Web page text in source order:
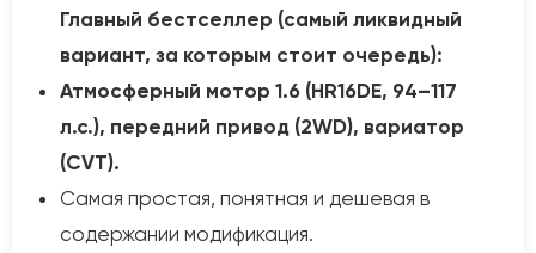
Главный бестселлер (самый ликвидный
вариант, за которым стоит очередь):
Атмосферный мотор 1.6 (HR16DE, 94–117
л.с.), передний привод (2WD), вариатор
(CVT).
Самая простая, понятная и дешевая в
содержании модификация.